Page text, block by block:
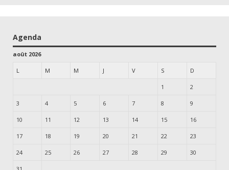
Agenda
août 2026
L M M J V S D
1 2
3 4 5 6 7 8 9
10 11 12 13 14 15 16
17 18 19 20 21 22 23
24 25 26 27 28 29 30